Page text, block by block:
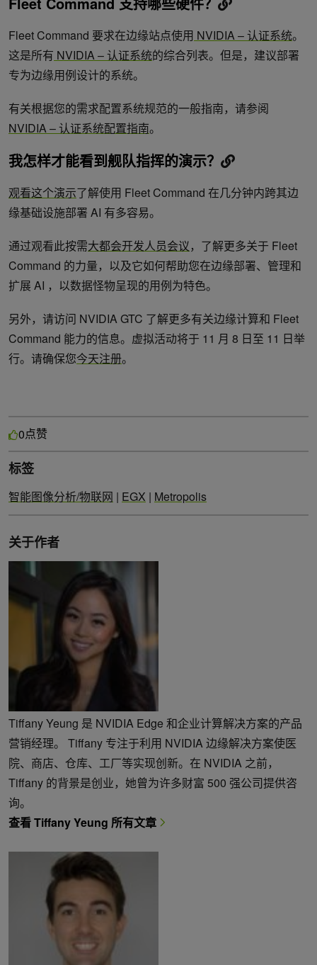
Fleet Command 要求在边缘站点使用 NVIDIA – 认证系统。
这是所有 NVIDIA – 认证系统的综合列表。但是，建议部署
专为边缘用例设计的系统。
有关根据您的需求配置系统规范的一般指南，请参阅
NVIDIA – 认证系统配置指南。
我怎样才能看到舰队指挥的演示？
观看这个演示了解使用 Fleet Command 在几分钟内跨其边
缘基础设施部署 AI 有多容易。
通过观看此按需大都会开发人员会议，了解更多关于 Fleet
Command 的力量，以及它如何帮助您在边缘部署、管理和
扩展 AI ，以数据怪物呈现的用例为特色。
另外，请访问 NVIDIA GTC 了解更多有关边缘计算和 Fleet
Command 能力的信息。虚拟活动将于 11 月 8 日至 11 日举
行。请确保您今天注册。
0点赞
标签
智能图像分析/物联网 | EGX | Metropolis
关于作者
Tiffany Yeung 是 NVIDIA Edge 和企业计算解决方案的产品
营销经理。 Tiffany 专注于利用 NVIDIA 边缘解决方案使医
院、商店、仓库、工厂等实现创新。在 NVIDIA 之前，
Tiffany 的背景是创业，她曾为许多财富 500 强公司提供咨
询。
查看 Tiffany Yeung 所有文章